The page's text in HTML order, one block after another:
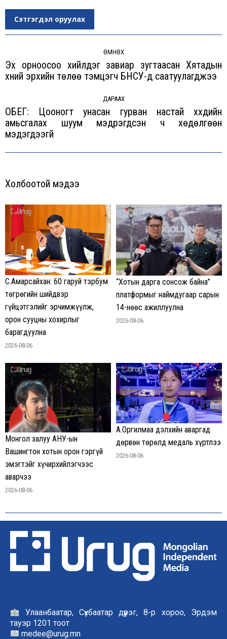
Сэтгэгдэл оруулах
navigation
ӨМНӨХ
Previous
Эх орноосоо хийлдэг завиар зугтаасан Хятадын
хүний эрхийн төлөө тэмцэгч БНСУ-д саатуулагджээ
ДАРААХ
Next
ОБЕГ: Цооногт унасан гурван настай хүүхдийн
амьсгалах шуум мэдрэгдсэн ч хөдөлгөөн
мэдэгдээгүй
Холбоотой мэдээ
С.Амарсайхан: 60 гаруй тэрбум
төгрөгийн шийдвэр
гүйцэтгэлийг эрчимжүүлж,
орон сууцны хохирлыг
барагдуулна
2026-08-06
“Хотын дарга сонсож байна”
платформыг наймдугаар сарын
14-нөөс ажиллуулна
2026-08-06
Монгол залуу АНУ-ын
Вашингтон хотын орон гэргүй
эмэгтэйг хүчирхийлэгчээс
аварчээ
2026-08-06
А.Оргилмаа дэлхийн аваргад
дөрвөн төрөлд медаль хүртлээ
2026-08-06
Улаанбаатар, Сүхбаатар дүүрэг, 8-р хороо, Эрдэм
тауэр 1201 тоот
medee@urug.mn